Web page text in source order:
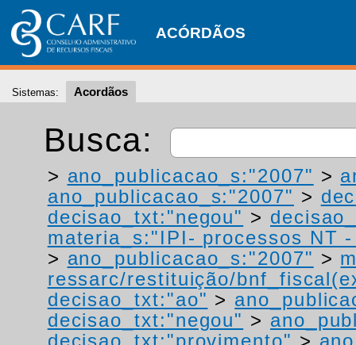
ACÓRDÃOS
Sistemas: Acordãos
Busca:
> ano_publicacao_s:"2007" >
ano_publicacao_s:"2007" >
decisao_txt:"negou" >
materia_s:"IPI- processos NT
> ano_publicacao_s:"2007" >
ressarc/restituição/
decisao_txt:"ao" >
decisao_txt:"negou" >
decisao_txt:"provimento" >